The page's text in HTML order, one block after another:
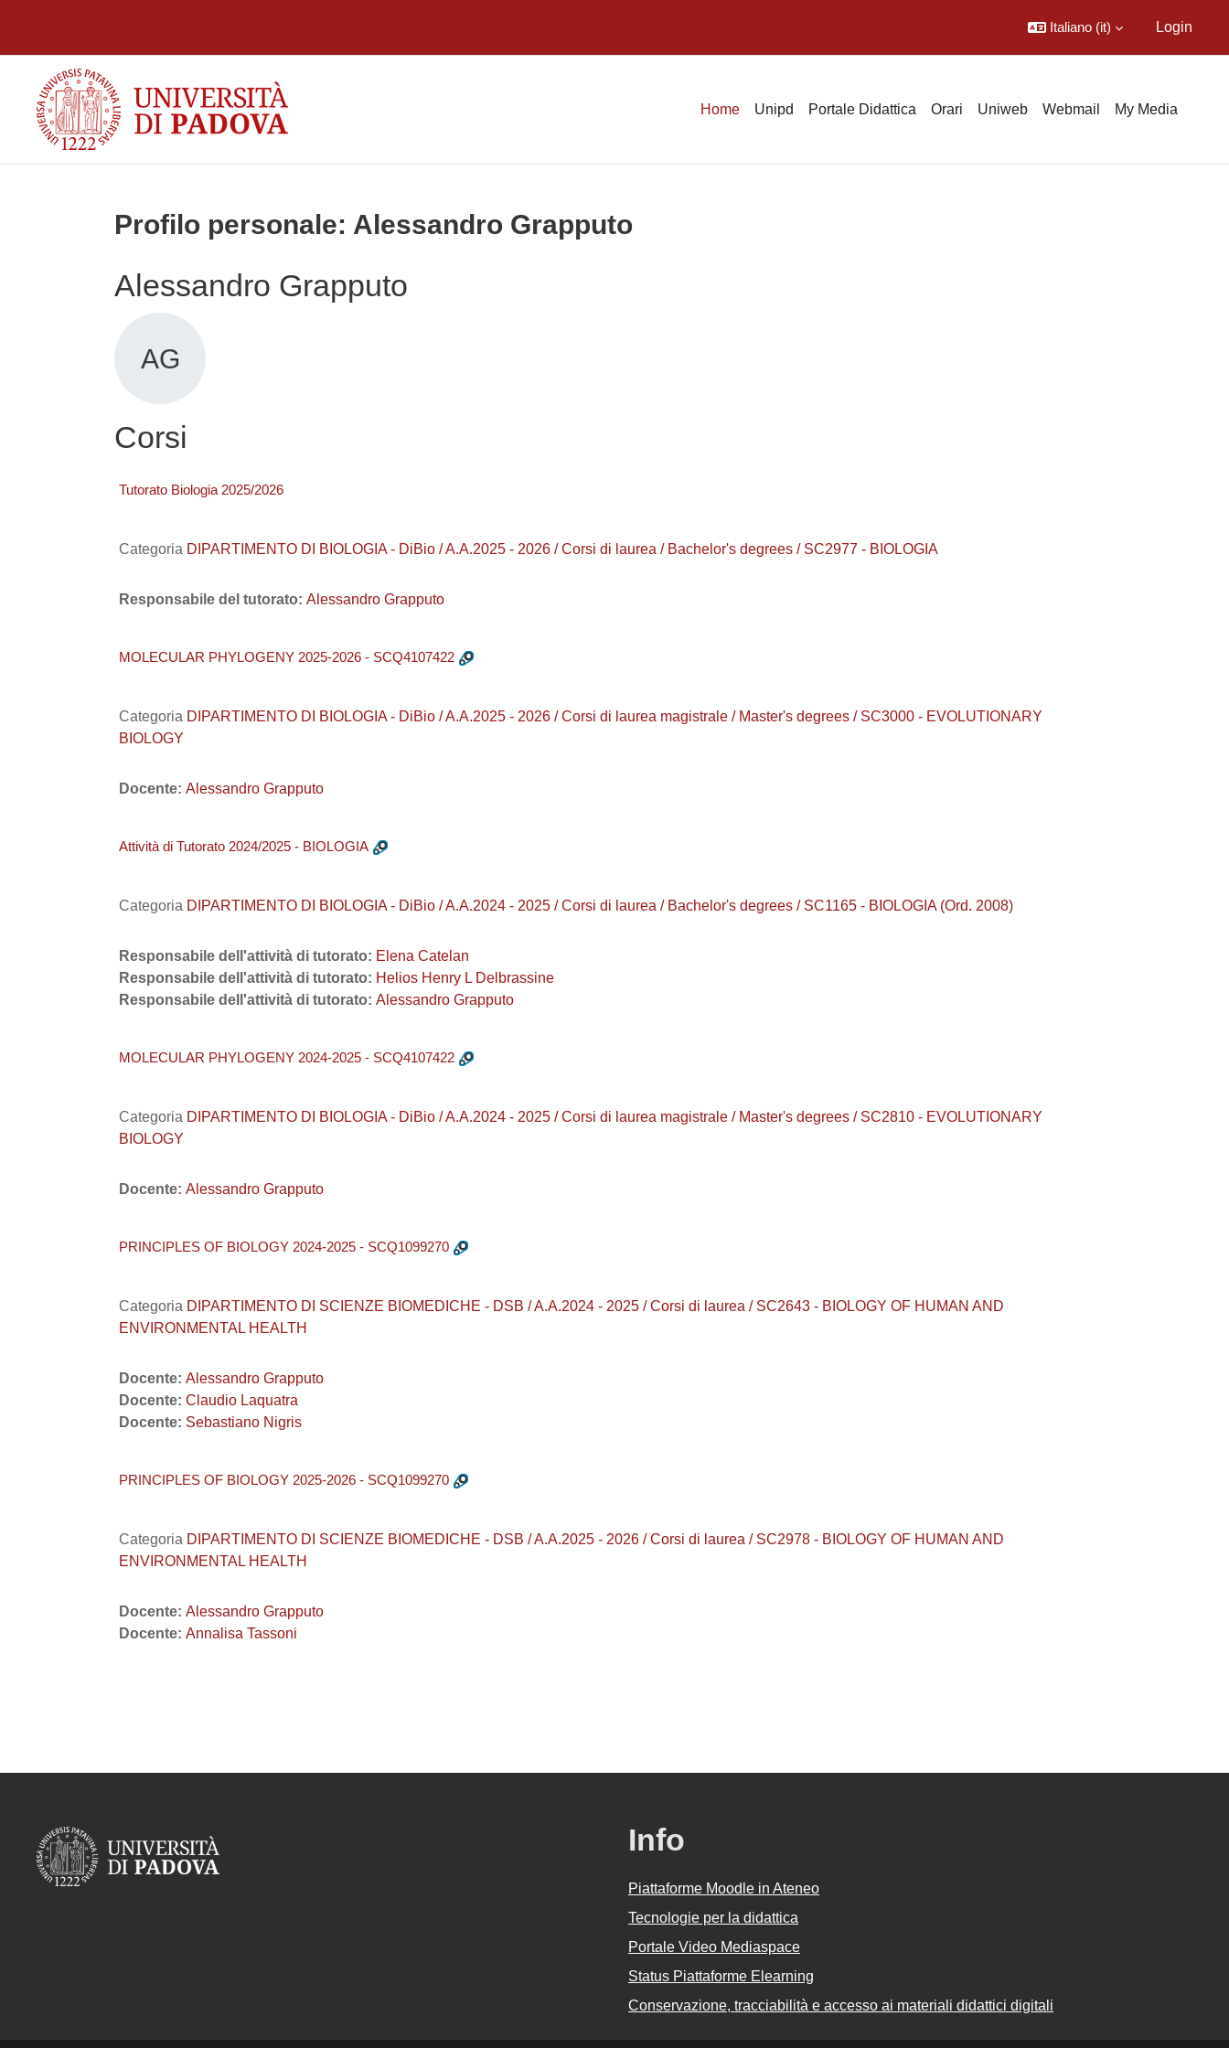
Italiano ‎(it)‎ Login
Home Unipd Portale Didattica Orari Uniweb Webmail My Media
Profilo personale: Alessandro Grapputo
Alessandro Grapputo
AG
Corsi
Tutorato Biologia 2025/2026
Categoria DIPARTIMENTO DI BIOLOGIA - DiBio / A.A.2025 - 2026 / Corsi di laurea / Bachelor's degrees / SC2977 - BIOLOGIA
Responsabile del tutorato: Alessandro Grapputo
MOLECULAR PHYLOGENY 2025-2026 - SCQ4107422
Categoria DIPARTIMENTO DI BIOLOGIA - DiBio / A.A.2025 - 2026 / Corsi di laurea magistrale / Master's degrees / SC3000 - EVOLUTIONARY
BIOLOGY
Docente: Alessandro Grapputo
Attività di Tutorato 2024/2025 - BIOLOGIA
Categoria DIPARTIMENTO DI BIOLOGIA - DiBio / A.A.2024 - 2025 / Corsi di laurea / Bachelor's degrees / SC1165 - BIOLOGIA (Ord. 2008)
Responsabile dell'attività di tutorato: Elena Catelan
Responsabile dell'attività di tutorato: Helios Henry L Delbrassine
Responsabile dell'attività di tutorato: Alessandro Grapputo
MOLECULAR PHYLOGENY 2024-2025 - SCQ4107422
Categoria DIPARTIMENTO DI BIOLOGIA - DiBio / A.A.2024 - 2025 / Corsi di laurea magistrale / Master's degrees / SC2810 - EVOLUTIONARY
BIOLOGY
Docente: Alessandro Grapputo
PRINCIPLES OF BIOLOGY 2024-2025 - SCQ1099270
Categoria DIPARTIMENTO DI SCIENZE BIOMEDICHE - DSB / A.A.2024 - 2025 / Corsi di laurea / SC2643 - BIOLOGY OF HUMAN AND
ENVIRONMENTAL HEALTH
Docente: Alessandro Grapputo
Docente: Claudio Laquatra
Docente: Sebastiano Nigris
PRINCIPLES OF BIOLOGY 2025-2026 - SCQ1099270
Categoria DIPARTIMENTO DI SCIENZE BIOMEDICHE - DSB / A.A.2025 - 2026 / Corsi di laurea / SC2978 - BIOLOGY OF HUMAN AND
ENVIRONMENTAL HEALTH
Docente: Alessandro Grapputo
Docente: Annalisa Tassoni
Info
Piattaforme Moodle in Ateneo
Tecnologie per la didattica
Portale Video Mediaspace
Status Piattaforme Elearning
Conservazione, tracciabilità e accesso ai materiali didattici digitali